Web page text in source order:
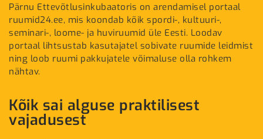
Pärnu Ettevõtlusinkubaatoris on arendamisel portaal
ruumid24.ee, mis koondab kõik spordi-, kultuuri-,
seminari-, loome- ja huviruumid üle Eesti. Loodav
portaal lihtsustab kasutajatel sobivate ruumide leidmist
ning loob ruumi pakkujatele võimaluse olla rohkem
nähtav.
Kõik sai alguse praktilisest
vajadusest